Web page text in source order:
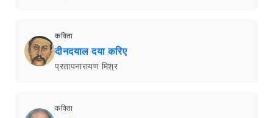
कविता
दीनदयाल दया करिए
प्रतापनारायण मिश्र
कविता